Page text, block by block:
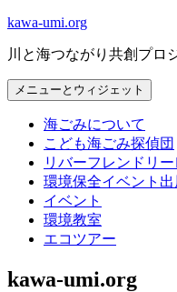
コ
テ
ン
ツ
kawa-umi.org
川と海つながり共創プロ
メニューとウィジェット
海ごみについて
こども海ごみ探偵団
リバーフレンドリ
環境保全イベント出
イベント
環境教室
エコツアー
kawa-umi.org